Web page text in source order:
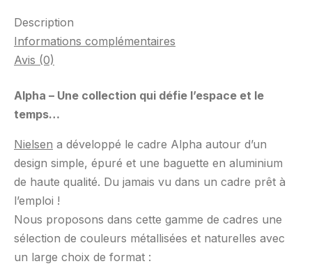
Description
Informations complémentaires
Avis (0)
Alpha – Une collection qui défie l’espace et le
temps…
Nielsen a développé le cadre Alpha autour d’un
design simple, épuré et une baguette en aluminium
de haute qualité. Du jamais vu dans un cadre prêt à
l’emploi !
Nous proposons dans cette gamme de cadres une
sélection de couleurs métallisées et naturelles avec
un large choix de format :